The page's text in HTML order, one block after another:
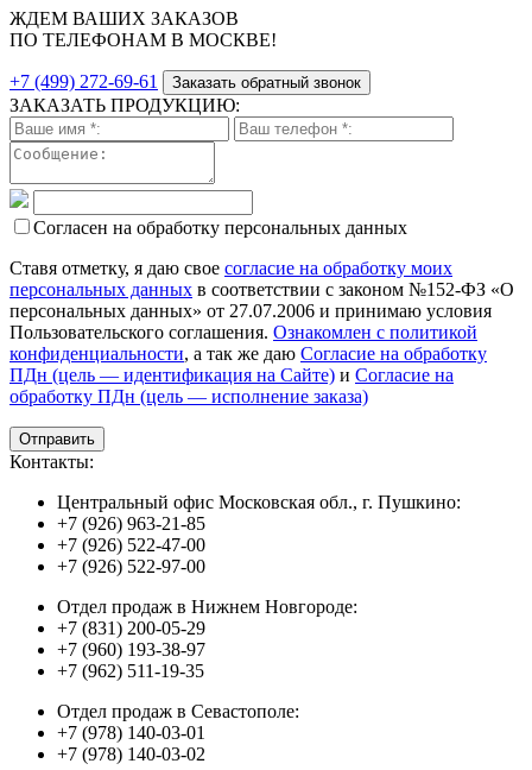
ЖДЕМ ВАШИХ ЗАКАЗОВ
ПО ТЕЛЕФОНАМ В МОСКВЕ!
+7 (499) 272-69-61 Заказать обратный звонок
ЗАКАЗАТЬ ПРОДУКЦИЮ:
Согласен на обработку персональных данных
Ставя отметку, я даю свое согласие на обработку моих
персональных данных в соответствии с законом №152-ФЗ «О
персональных данных» от 27.07.2006 и принимаю условия
Пользовательского соглашения. Ознакомлен с политикой
конфиденциальности, а так же даю Согласие на обработку
ПДн (цель — идентификация на Сайте) и Согласие на
обработку ПДн (цель — исполнение заказа)
Контакты:
Центральный офис Московская обл., г. Пушкино:
+7 (926) 963-21-85
+7 (926) 522-47-00
+7 (926) 522-97-00
Отдел продаж в Нижнем Новгороде:
+7 (831) 200-05-29
+7 (960) 193-38-97
+7 (962) 511-19-35
Отдел продаж в Севастополе:
+7 (978) 140-03-01
+7 (978) 140-03-02